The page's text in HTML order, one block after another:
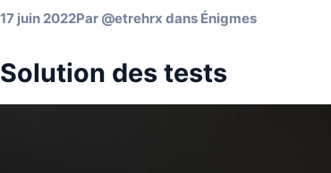
17 juin 2022Par @etrehrx dans Énigmes
Solution des tests